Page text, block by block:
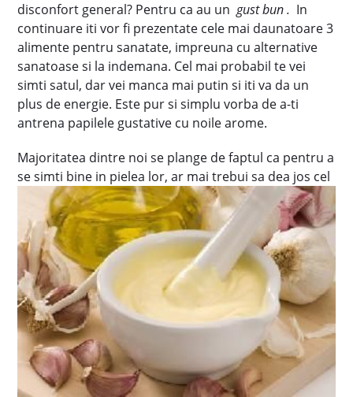
disconfort general? Pentru ca au un gust bun . In
continuare iti vor fi prezentate cele mai daunatoare 3
alimente pentru sanatate, impreuna cu alternative
sanatoase si la indemana. Cel mai probabil te vei
simti satul, dar vei manca mai putin si iti va da un
plus de energie. Este pur si simplu vorba de a-ti
antrena papilele gustative cu noile arome.
Majoritatea dintre noi se plange de faptul ca pentru a
se simti bine in pielea lor, ar mai trebui sa dea jos cel